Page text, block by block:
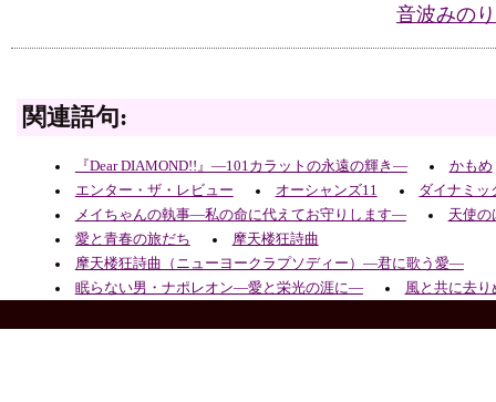
音波みの
関連語句:
『Dear DIAMOND!!』―101カラットの永遠の輝き―
かもめ
エンター・ザ・レビュー
オーシャンズ11
ダイナミッ
メイちゃんの執事―私の命に代えてお守りします―
天使の
愛と青春の旅だち
摩天楼狂詩曲
摩天楼狂詩曲（ニューヨークラプソディー）―君に歌う愛―
眠らない男・ナポレオン―愛と栄光の涯に―
風と共に去り